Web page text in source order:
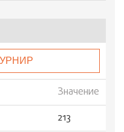
Значение
213